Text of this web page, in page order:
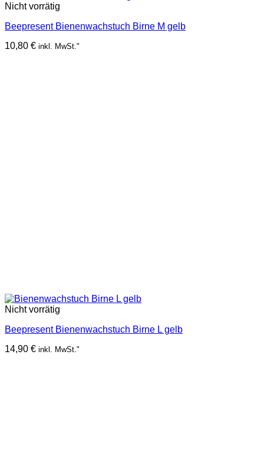
Nicht vorrätig
Beepresent Bienenwachstuch Birne M gelb
10,80 € inkl. MwSt."
Nicht vorrätig
Beepresent Bienenwachstuch Birne L gelb
14,90 € inkl. MwSt."